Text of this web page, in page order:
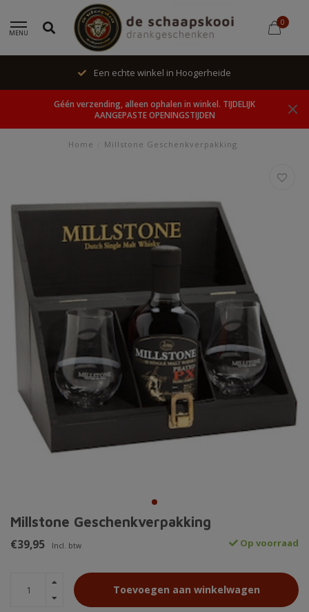
MENU
0
Een echte winkel in Hoogerheide
Géén verzending, alleen ophalen in winkel. TIJDELIJK
AANGEPASTE OPENINGSTIJDEN
Home Millstone Geschenkverpakking
Millstone Geschenkverpakking
€39,95 Incl. btw Op voorraad
Toevoegen aan winkelwagen